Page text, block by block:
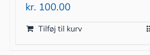
kr. 100.00
Tilføj til kurv